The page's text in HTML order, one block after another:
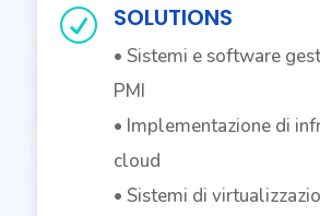
R SOLUTIONS
• Sistemi e software
PMI
• Implementazione di
cloud
• Sistemi di